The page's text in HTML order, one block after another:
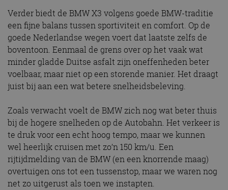
Verder biedt de BMW X3 volgens goede BMW-traditie
een fijne balans tussen sportiviteit en comfort. Op de
goede Nederlandse wegen voert dat laatste zelfs de
boventoon. Eenmaal de grens over op het vaak wat
minder gladde Duitse asfalt zijn oneffenheden beter
voelbaar, maar niet op een storende manier. Het draagt
juist bij aan een wat betere snelheidsbeleving.
Zoals verwacht voelt de BMW zich nog wat beter thuis
bij de hogere snelheden op de Autobahn. Het verkeer is
te druk voor een echt hoog tempo, maar we kunnen
wel heerlijk cruisen met zo’n 150 km/u. Een
rijtijdmelding van de BMW (en een knorrende maag)
overtuigen ons tot een tussenstop, maar we waren nog
net zo uitgerust als toen we instapten.